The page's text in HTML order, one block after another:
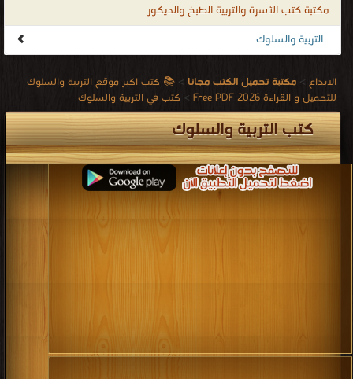
مكتبة كتب الأسرة والتربية الطبخ والديكور
التربية والسلوك
الابداع > مكتبة تحميل الكتب مجانا > 📚 كتب اكبر موقع التربية والسلوك
للتحميل و القراءة 2026 Free PDF
> كتب في التربية والسلوك
كتب التربية والسلوك